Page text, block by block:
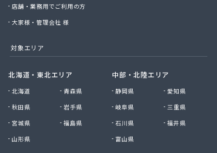
店舗・業務用でご利用の方
大家様・管理会社 様
対象エリア
北海道・東北エリア
北海道
青森県
秋田県
岩手県
宮城県
福島県
山形県
中部・北陸エリア
静岡県
愛知県
岐阜県
三重県
石川県
福井県
富山県